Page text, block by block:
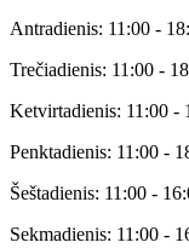
Antradienis: 11:00 -
Trečiadienis: 11:00 -
Ketvirtadienis: 11:00 -
Penktadienis: 11:00 -
Šeštadienis: 11:00 -
Sekmadienis: 11:00 -